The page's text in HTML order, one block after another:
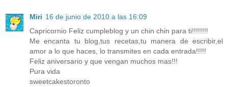
Miri 16 de junio de 2010 a las 16:09
Capricornio Feliz cumpleblog y un chin chin para ti!!!!!!!!
Me encanta tu blog,tus recetas,tu manera de escribir,el
amor a lo que haces, lo transmites en cada entrada!!!!!
Feliz aniversario y que vengan muchos mas!!!
Pura vida
sweetcakestoronto